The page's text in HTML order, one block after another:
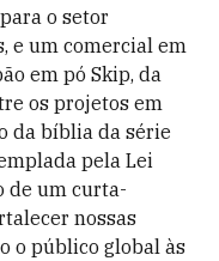
o setor
e um comercial em
em pó Skip, da
os projetos em
da bíblia da série
pela Lei
de um curta-
nossas
o público global às